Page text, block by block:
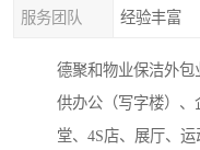
服务团队 经验丰富
德聚和物业保洁外
供办公（写字楼）
堂、4S店、展厅、